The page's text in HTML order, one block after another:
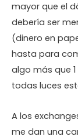
mayor que el
debería ser
(dinero en
hasta para
algo más que
todas luces
A los
me dan una